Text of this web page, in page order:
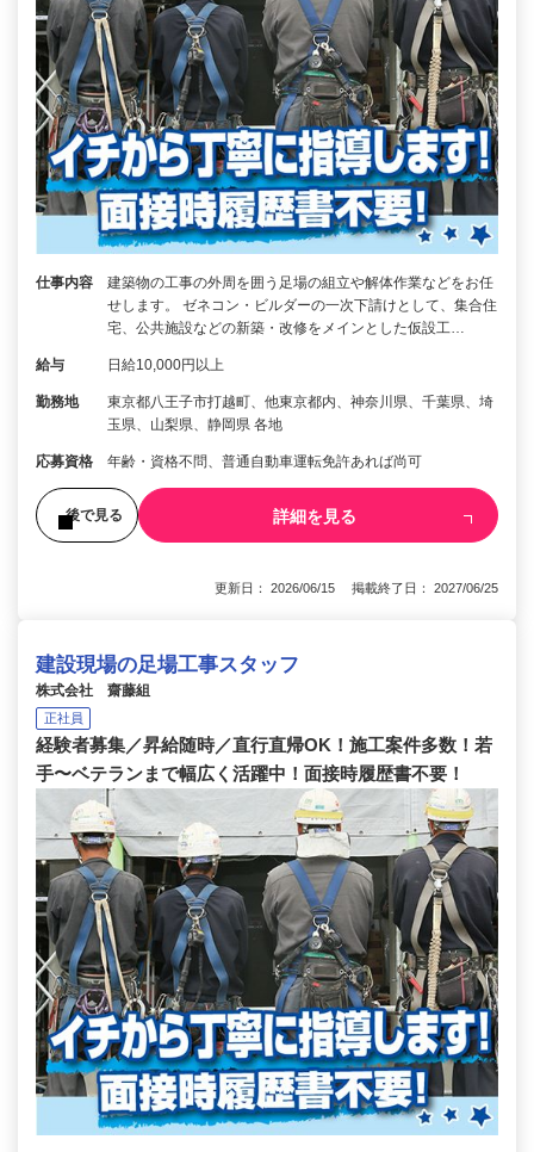
仕事内容
建築物の工事の外周を囲う足場の組立や解体作業などをお任
せします。 ゼネコン・ビルダーの一次下請けとして、集合住
宅、公共施設などの新築・改修をメインとした仮設工…
給与 日給10,000円以上
勤務地
東京都八王子市打越町、他東京都内、神奈川県、千葉県、埼
玉県、山梨県、静岡県 各地
応募資格 年齢・資格不問、普通自動車運転免許あれば尚可
後で見る 詳細を見る
更新日： 2026/06/15 掲載終了日： 2027/06/25
建設現場の足場工事スタッフ
株式会社 齋藤組
正社員
経験者募集／昇給随時／直行直帰OK！施工案件多数！若
手〜ベテランまで幅広く活躍中！面接時履歴書不要！